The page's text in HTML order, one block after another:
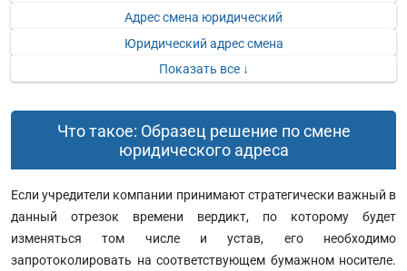
Адрес смена юридический
Юридический адрес смена
Показать все ↓
Что такое: Образец решение по смене
юридического адреса
Если учредители компании принимают стратегически важный в
данный отрезок времени вердикт, по которому будет
изменяться том числе и устав, его необходимо
запротоколировать на соответствующем бумажном носителе.